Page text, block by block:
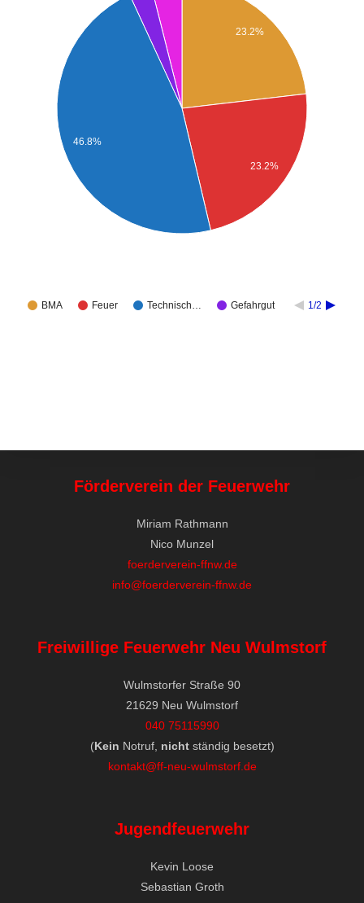
BMA Feuer Technisch… Gefahrgut 1/2
23.2%
23.2%
46.8%
Förderverein der Feuerwehr
Miriam Rathmann
Nico Munzel
foerderverein-ffnw.de
info@foerderverein-ffnw.de
Freiwillige Feuerwehr Neu Wulmstorf
Wulmstorfer Straße 90
21629 Neu Wulmstorf
040 75115990
(Kein Notruf, nicht ständig besetzt)
kontakt@ff-neu-wulmstorf.de
Jugendfeuerwehr
Kevin Loose
Sebastian Groth